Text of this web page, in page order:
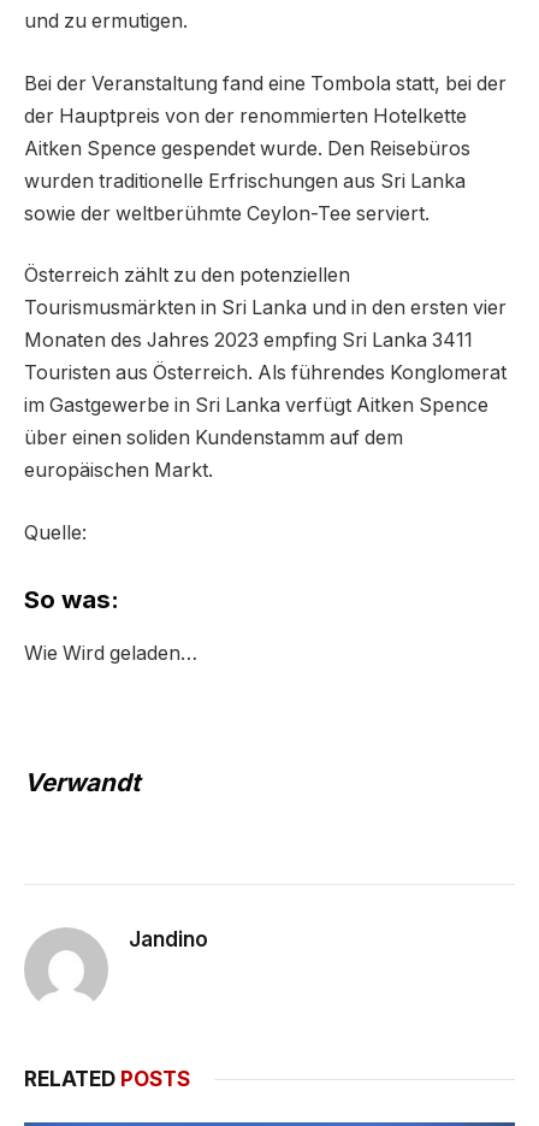
und zu ermutigen.
Bei der Veranstaltung fand eine Tombola statt, bei der
der Hauptpreis von der renommierten Hotelkette
Aitken Spence gespendet wurde. Den Reisebüros
wurden traditionelle Erfrischungen aus Sri Lanka
sowie der weltberühmte Ceylon-Tee serviert.
Österreich zählt zu den potenziellen
Tourismusmärkten in Sri Lanka und in den ersten vier
Monaten des Jahres 2023 empfing Sri Lanka 3411
Touristen aus Österreich. Als führendes Konglomerat
im Gastgewerbe in Sri Lanka verfügt Aitken Spence
über einen soliden Kundenstamm auf dem
europäischen Markt.
Quelle:
So was:
Wie Wird geladen…
Verwandt
Jandino
RELATED POSTS